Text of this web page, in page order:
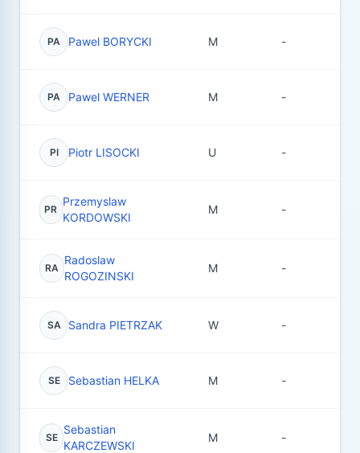
PA Pawel BORYCKI M -
PA Pawel WERNER M -
PI Piotr LISOCKI U -
PR
Przemyslaw
KORDOWSKI
M -
RA
Radoslaw
ROGOZINSKI
M -
SA Sandra PIETRZAK W -
SE Sebastian HELKA M -
SE
Sebastian
KARCZEWSKI
M -